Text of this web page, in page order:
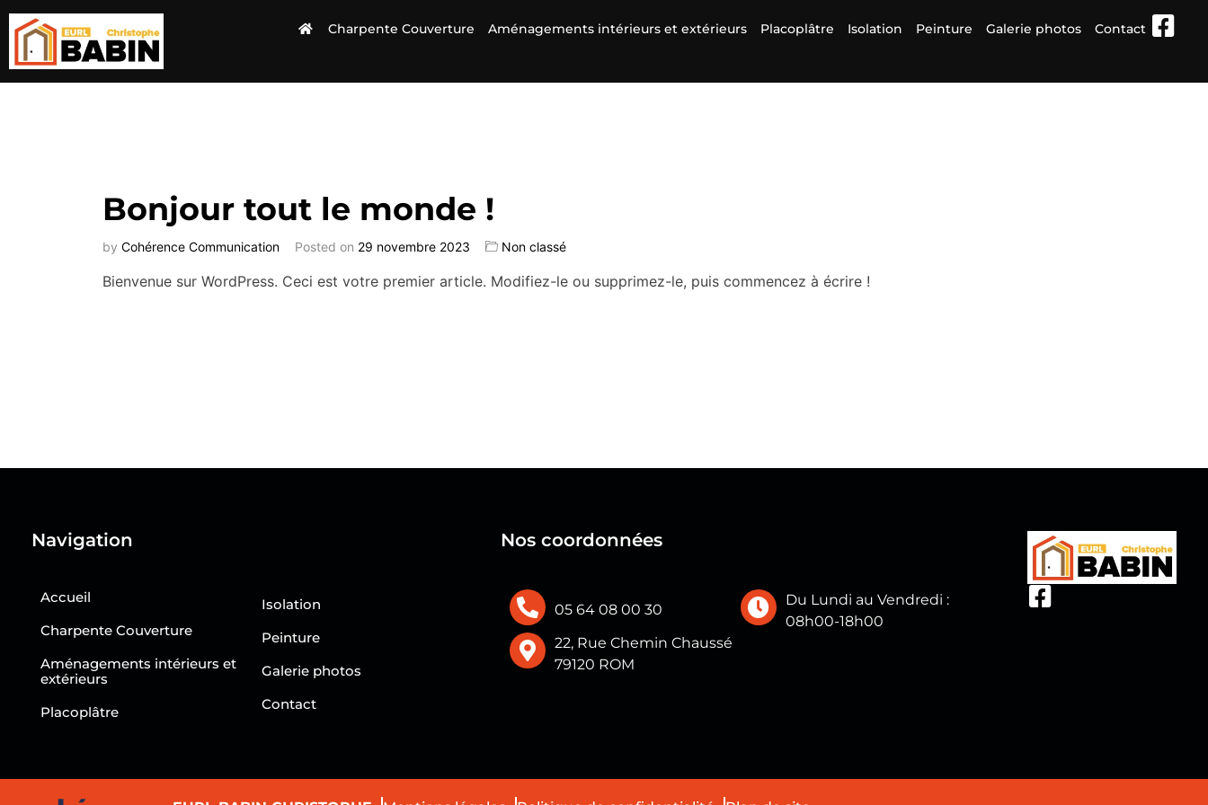
Charpente Couverture Aménagements intérieurs et extérieurs Placoplâtre Isolation Peinture Galerie photos Contact
Bonjour tout le monde !
by Cohérence Communication Posted on 29 novembre 2023 Non classé
Bienvenue sur WordPress. Ceci est votre premier article. Modifiez-le ou supprimez-le, puis commencez à écrire !
Navigation
Accueil
Charpente Couverture
Aménagements intérieurs et
extérieurs
Placoplâtre
Isolation
Peinture
Galerie photos
Contact
Nos coordonnées
05 64 08 00 30
Du Lundi au Vendredi :
08h00-18h00
22, Rue Chemin Chaussé
79120 ROM